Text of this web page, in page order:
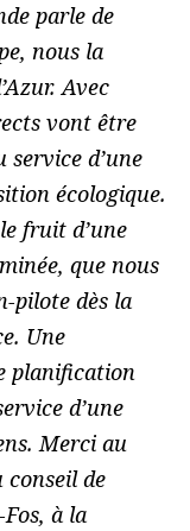
parle de
nous la
Avec
vont être
d’une
écologique.
fruit d’une
que nous
pilote dès la
Une
planification
d’une
Merci au
conseil de
à la